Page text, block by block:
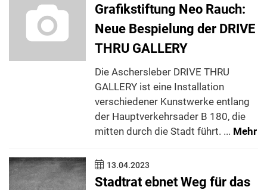
Grafikstiftung Neo Rauch:
Neue Bespielung der DRIVE
THRU GALLERY
Die Aschersleber DRIVE THRU
GALLERY ist eine Installation
verschiedener Kunstwerke entlang
der Hauptverkehrsader B 180, die
mitten durch die Stadt führt. ... Mehr
13.04.2023
Stadtrat ebnet Weg für das